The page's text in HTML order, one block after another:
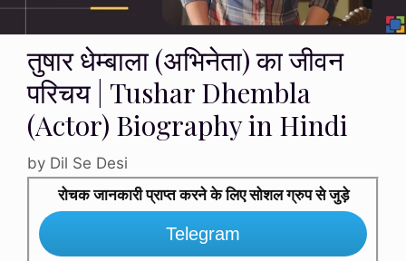
तुषार धेम्बाला (अभिनेता) का जीवन
परिचय | Tushar Dhembla
(Actor) Biography in Hindi
by Dil Se Desi
रोचक जानकारी प्राप्त करने के लिए सोशल ग्रुप से जुड़े
Telegram